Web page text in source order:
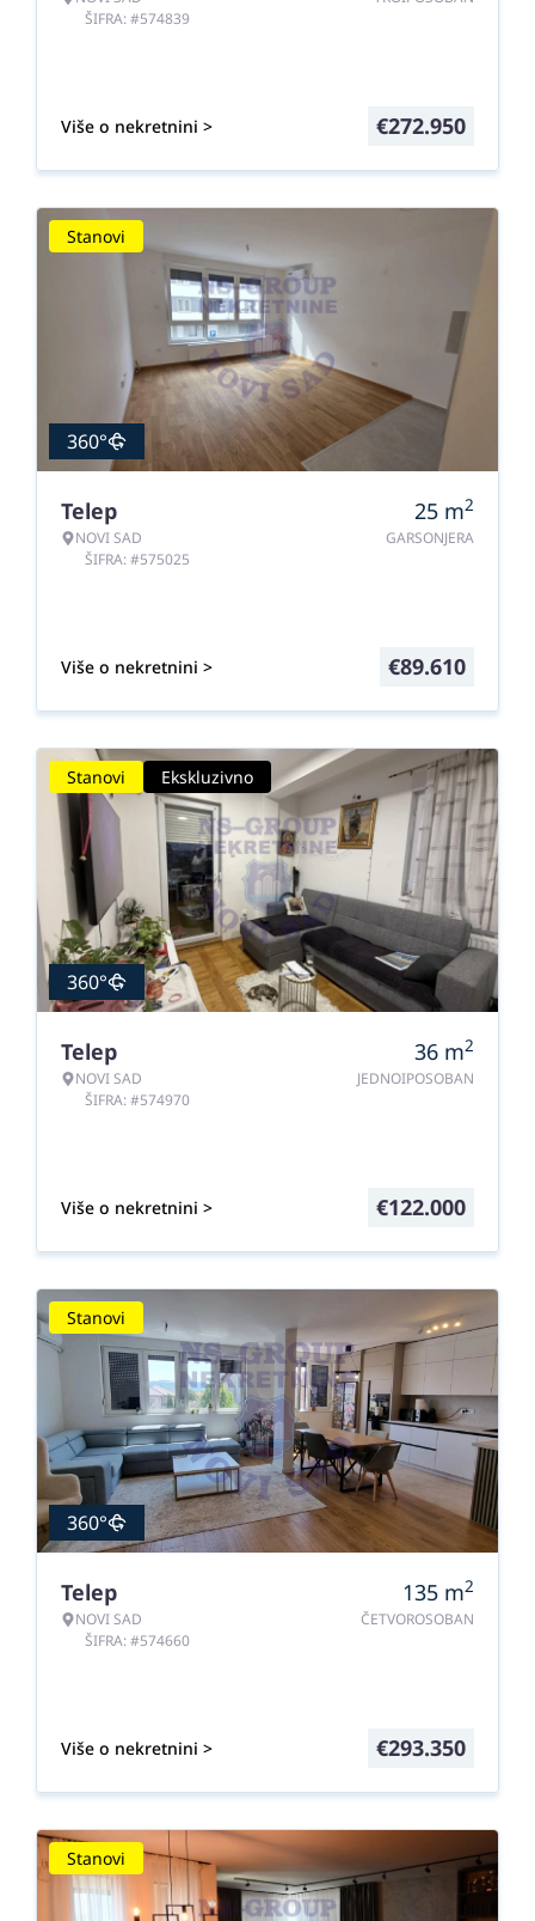
ŠIFRA: #574839
Više o nekretnini > €272.950
Stanovi
360°
Telep
NOVI SAD
ŠIFRA: #575025
25 m2
GARSONJERA
Više o nekretnini > €89.610
Stanovi Ekskluzivno
360°
Telep
NOVI SAD
ŠIFRA: #574970
36 m2
JEDNOIPOSOBAN
Više o nekretnini > €122.000
Stanovi
360°
Telep
NOVI SAD
ŠIFRA: #574660
135 m2
ČETVOROSOBAN
Više o nekretnini > €293.350
Stanovi